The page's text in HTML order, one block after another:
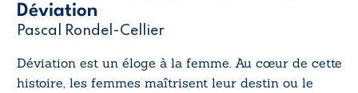
Déviation
Pascal Rondel-Cellier
Déviation est un éloge à la femme. Au cœur de cette
histoire, les femmes maîtrisent leur destin ou le